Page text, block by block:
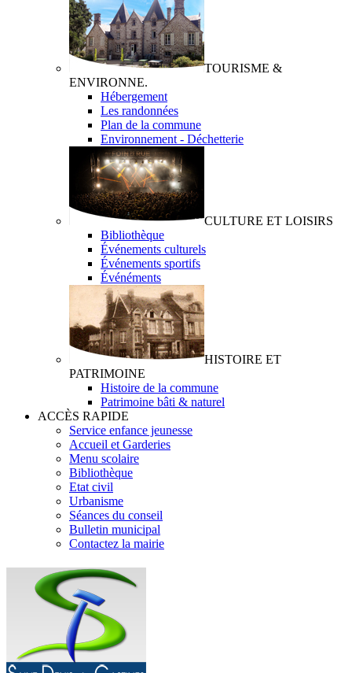
TOURISME &
ENVIRONNE.
Hébergement
Les randonnées
Plan de la commune
Environnement - Déchetterie
CULTURE ET LOISIRS
Bibliothèque
Événements culturels
Événements sportifs
Événéments
HISTOIRE ET
PATRIMOINE
Histoire de la commune
Patrimoine bâti & naturel
ACCÈS RAPIDE
Service enfance jeunesse
Accueil et Garderies
Menu scolaire
Bibliothèque
Etat civil
Urbanisme
Séances du conseil
Bulletin municipal
Contactez la mairie